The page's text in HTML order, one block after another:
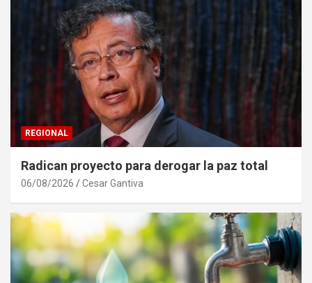
REGIONAL
Radican proyecto para derogar la paz total
06/08/2026 Cesar Gantiva